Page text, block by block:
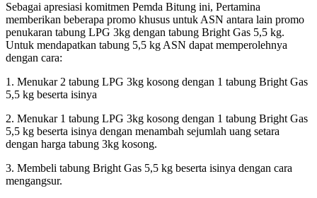
Sebagai apresiasi komitmen Pemda Bitung ini, Pertamina
memberikan beberapa promo khusus untuk ASN antara lain promo
penukaran tabung LPG 3kg dengan tabung Bright Gas 5,5 kg.
Untuk mendapatkan tabung 5,5 kg ASN dapat memperolehnya
dengan cara:
1. Menukar 2 tabung LPG 3kg kosong dengan 1 tabung Bright Gas
5,5 kg beserta isinya
2. Menukar 1 tabung LPG 3kg kosong dengan 1 tabung Bright Gas
5,5 kg beserta isinya dengan menambah sejumlah uang setara
dengan harga tabung 3kg kosong.
3. Membeli tabung Bright Gas 5,5 kg beserta isinya dengan cara
mengangsur.